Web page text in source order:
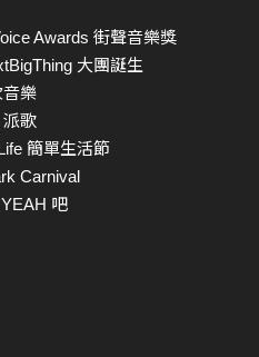
Awards 街聲音樂獎
大團誕生
音樂
派歌
簡單生活節
Carnival
吧